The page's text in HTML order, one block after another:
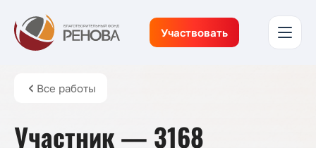
Участвовать
Все работы
Участник — 3168